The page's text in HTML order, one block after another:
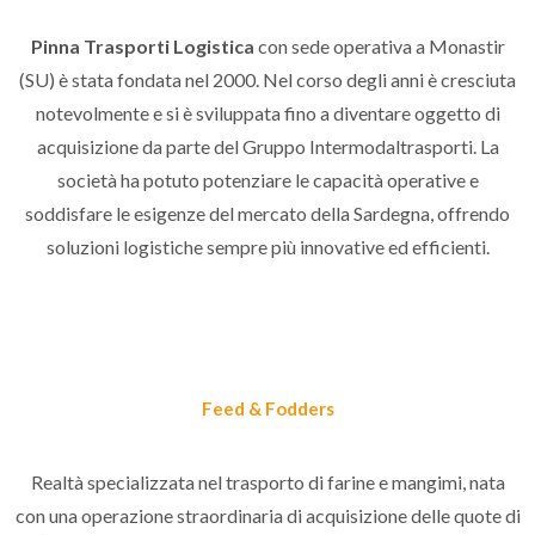
Pinna Trasporti Logistica con sede operativa a Monastir
(SU) è stata fondata nel 2000. Nel corso degli anni è cresciuta
notevolmente e si è sviluppata fino a diventare oggetto di
acquisizione da parte del Gruppo Intermodaltrasporti. La
società ha potuto potenziare le capacità operative e
soddisfare le esigenze del mercato della Sardegna, offrendo
soluzioni logistiche sempre più innovative ed efficienti.
Feed & Fodders
Realtà specializzata nel trasporto di farine e mangimi, nata
con una operazione straordinaria di acquisizione delle quote di